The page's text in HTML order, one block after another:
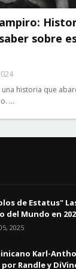
sobre
historia que
…
de Estatus"
del Mundo en
2025
Karl-
por Randle y